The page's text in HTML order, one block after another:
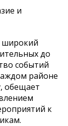
и
широкий
до
событий
районе
обещает
к